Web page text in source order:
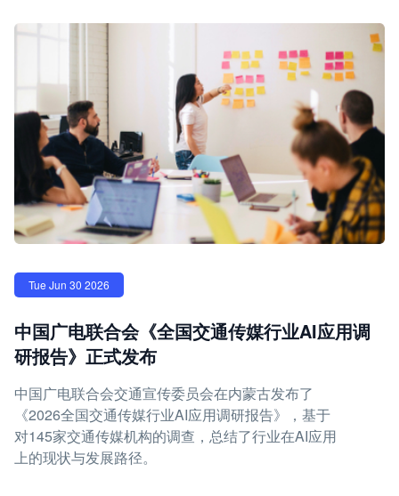
Tue Jun 30 2026
中国广电联合会《全国交通传媒行业AI应用调
研报告》正式发布
中国广电联合会交通宣传委员会在内蒙古发布了
《2026全国交通传媒行业AI应用调研报告》，基于
对145家交通传媒机构的调查，总结了行业在AI应用
上的现状与发展路径。